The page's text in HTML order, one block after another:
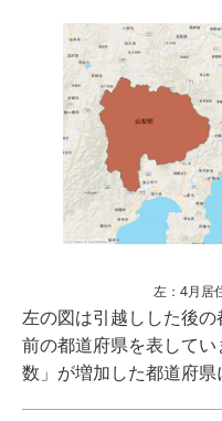
左：4月居
左の図は引越しした後
前の都道府県を表して
数」が増加した都道府県